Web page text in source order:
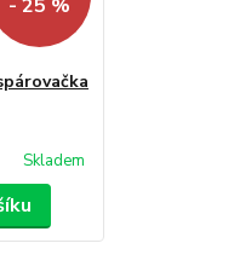
- 25 %
Skladem